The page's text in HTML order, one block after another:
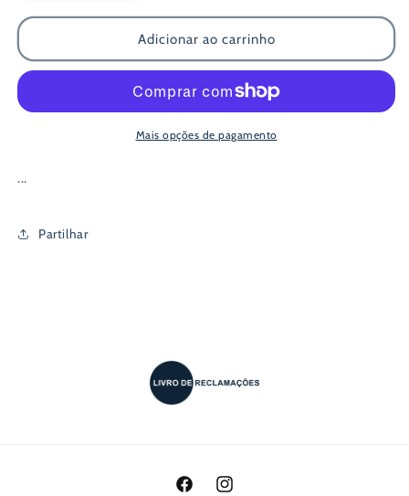
quantidade
Tintas
-
quantidade
de
Tintas
Unidades
-
Primo
Adicionar ao carrinho
Mais opções de pagamento
...
Partilhar